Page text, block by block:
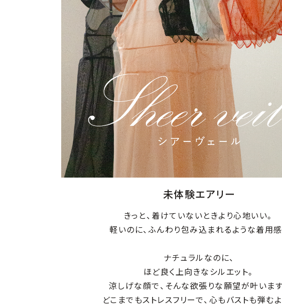
未体験エアリー
きっと、着けていないときより心地いい。
軽いのに、ふんわり包み込まれるような着用感
ナチュラルなのに、
ほど良く上向きなシルエット。
涼しげな顔で、そんな欲張りな願望が叶います
どこまでもストレスフリーで、心もバストも弾むよ